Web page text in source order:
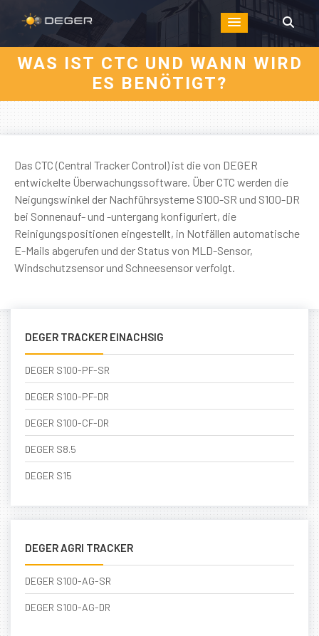
WAS IST CTC UND WANN WIRD
ES BENÖTIGT?
Das CTC (Central Tracker Control) ist die von DEGER
entwickelte Überwachungssoftware. Über CTC werden die
Neigungswinkel der Nachführsysteme S100-SR und S100-DR
bei Sonnenauf- und -untergang konfiguriert, die
Reinigungspositionen eingestellt, in Notfällen automatische
E-Mails abgerufen und der Status von MLD-Sensor,
Windschutzsensor und Schneesensor verfolgt.
DEGER TRACKER EINACHSIG
DEGER S100-PF-SR
DEGER S100-PF-DR
DEGER S100-CF-DR
DEGER S8.5
DEGER S15
DEGER AGRI TRACKER
DEGER S100-AG-SR
DEGER S100-AG-DR